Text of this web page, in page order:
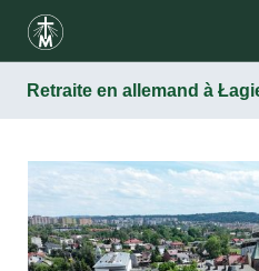
Retraite en allemand à